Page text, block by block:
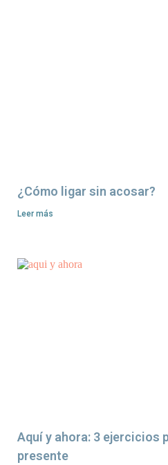
¿Cómo ligar sin acosar?
Leer más
Aquí y ahora: 3 ejercicios
presente